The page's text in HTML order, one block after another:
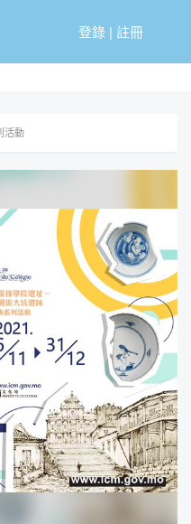
登錄| 註冊
活動